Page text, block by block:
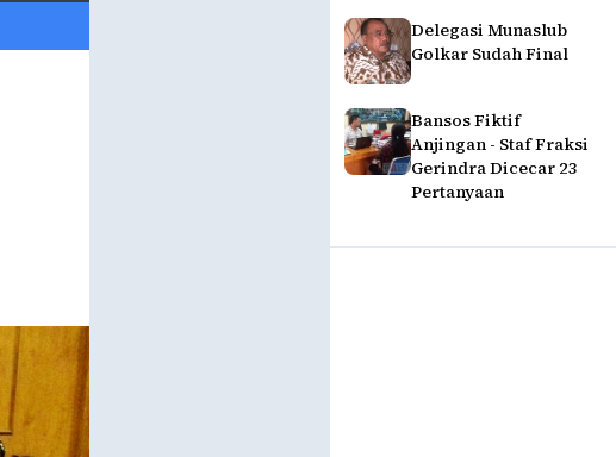
Delegasi Munaslub
Golkar Sudah Final
Bansos Fiktif
Anjingan - Staf Fraksi
Gerindra Dicecar 23
Pertanyaan